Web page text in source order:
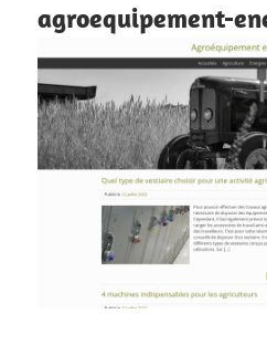
agroequipement-